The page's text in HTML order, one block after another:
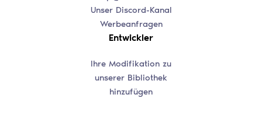
Unser Discord-Kanal
Werbeanfragen
Entwickler
Ihre Modifikation zu
unserer Bibliothek
hinzufügen